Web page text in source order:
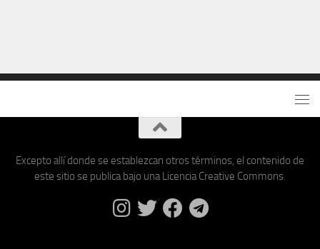
Excepto allí donde se establezcan otros términos, el contenido de
este sitio se publica bajo una Licencia Creative Commons.